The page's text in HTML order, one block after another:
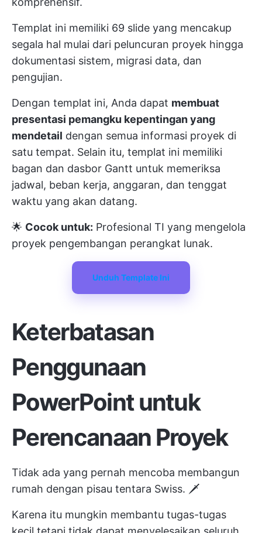
Templat ini memiliki 69 slide yang mencakup
segala hal mulai dari peluncuran proyek hingga
dokumentasi sistem, migrasi data, dan
pengujian.
Dengan templat ini, Anda dapat membuat
presentasi pemangku kepentingan yang
mendetail dengan semua informasi proyek di
satu tempat. Selain itu, templat ini memiliki
bagan dan dasbor Gantt untuk memeriksa
jadwal, beban kerja, anggaran, dan tenggat
waktu yang akan datang.
🌟 Cocok untuk: Profesional TI yang mengelola
proyek pengembangan perangkat lunak.
Unduh Template Ini
Keterbatasan
Penggunaan
PowerPoint untuk
Perencanaan Proyek
Tidak ada yang pernah mencoba membangun
rumah dengan pisau tentara Swiss. 🗡️
Karena itu mungkin membantu tugas-tugas